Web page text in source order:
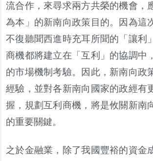
流合作， 來尋求兩方共榮的機會 ，
為本 」 的新南向政策目的。 因為這
不復聽聞西進時充耳所聞的 「 讓利
商機都將建立在 「互利 」 的協調中 ，
的市場機制考驗。 因此， 新南向政
經驗 ， 並對各新南向國家的政經有
握 ， 規劃互利商機 ， 將是攸關新南
的重要關鍵。
之於金融業 ， 除了我國豐裕的資金